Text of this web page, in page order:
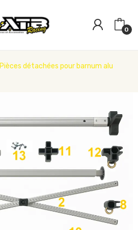
0
Pièces détachées pour barnum alu